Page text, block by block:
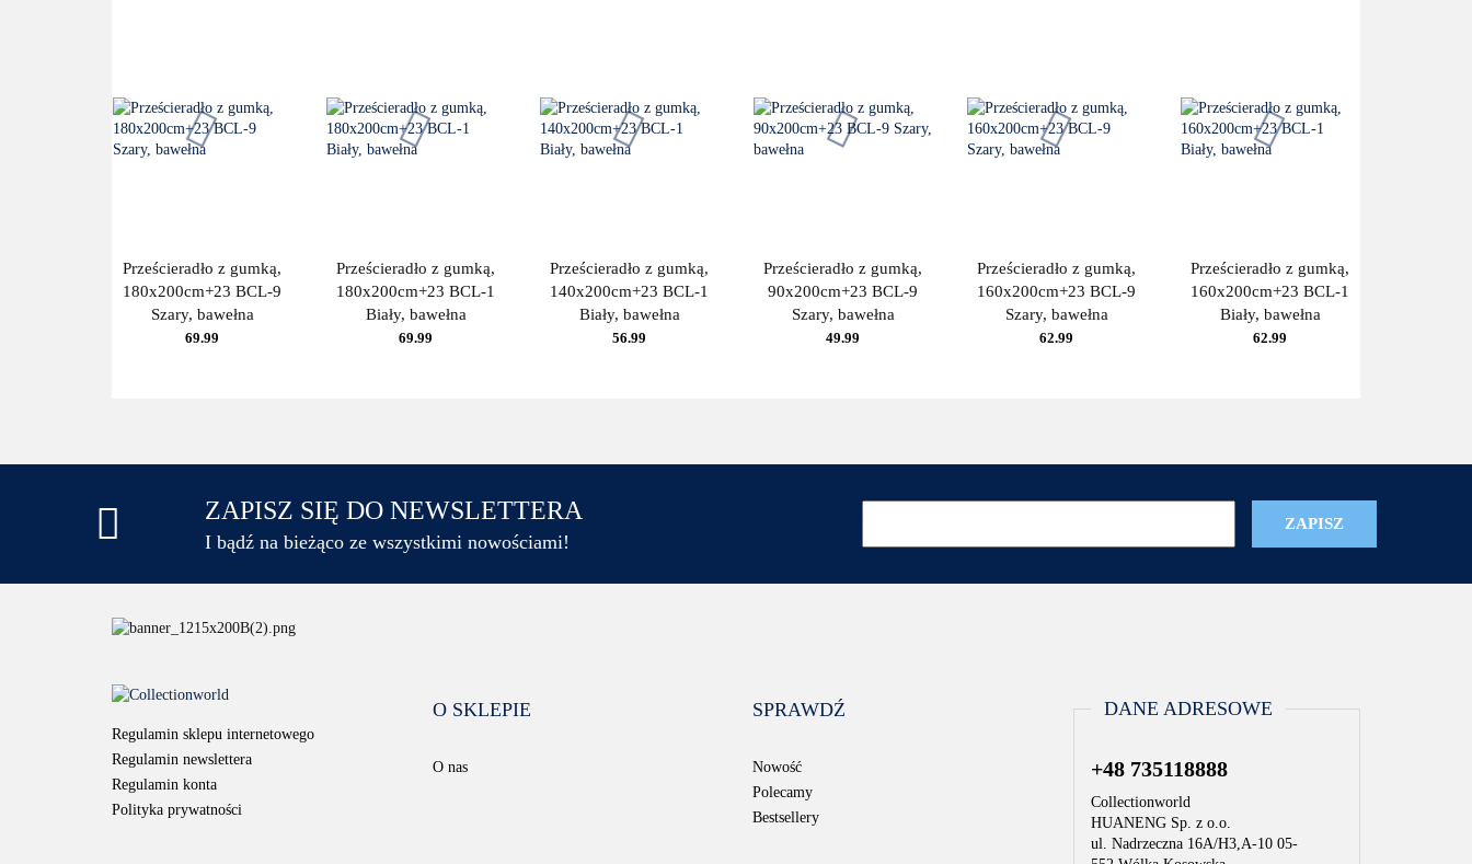
Prześcieradło z gumką,
180x200cm+23 BCL-9
Szary, bawełna
69.99
Prześcieradło z gumką,
180x200cm+23 BCL-1
Biały, bawełna
69.99
Prześcieradło z gumką,
140x200cm+23 BCL-1
Biały, bawełna
56.99
Prześcieradło z gumką,
90x200cm+23 BCL-9
Szary, bawełna
49.99
Prześcieradło z gumką,
160x200cm+23 BCL-9
Szary, bawełna
62.99
Prześcieradło z gumką,
160x200cm+23 BCL-1
Biały, bawełna
62.99
ZAPISZ SIĘ DO NEWSLETTERA
I bądź na bieżąco ze wszystkimi nowościami!
Regulamin sklepu internetowego
Regulamin newslettera
Regulamin konta
Polityka prywatności
O SKLEPIE
O nas
SPRAWDŹ
Nowość
Polecamy
Bestsellery
DANE ADRESOWE
+48 735118888
Collectionworld
HUANENG Sp. z o.o.
ul. Nadrzeczna 16A/H3,A-10 05-